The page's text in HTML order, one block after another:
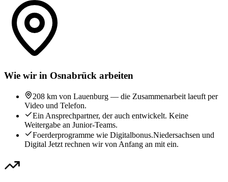
Wie wir in Osnabrück arbeiten
208 km von Lauenburg — die Zusammenarbeit laeuft per
Video und Telefon.
Ein Ansprechpartner, der auch entwickelt. Keine
Weitergabe an Junior-Teams.
Foerderprogramme wie Digitalbonus.Niedersachsen und
Digital Jetzt rechnen wir von Anfang an mit ein.